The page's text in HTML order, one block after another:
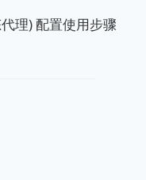
理) 配置使用步骤